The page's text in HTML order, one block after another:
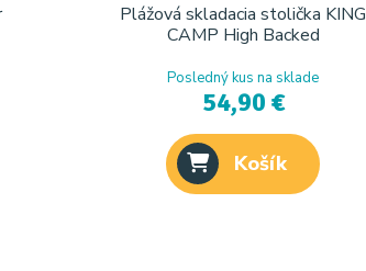
Plážová skladacia stolička KING
CAMP High Backed
Posledný kus na sklade
54,90 €
Košík